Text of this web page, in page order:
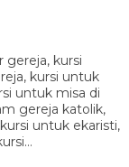
gereja, kursi
kursi untuk
untuk misa di
gereja katolik,
untuk ekaristi,